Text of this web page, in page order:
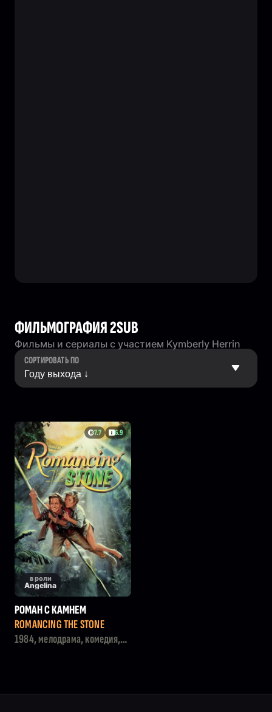
ФИЛЬМОГРАФИЯ 2SUB
Фильмы и сериалы с участием Kymberly Herrin
СОРТИРОВАТЬ ПО
7.7 6.9
в роли
Angelina
РОМАН С КАМНЕМ
ROMANCING THE STONE
1984, мелодрама, комедия,